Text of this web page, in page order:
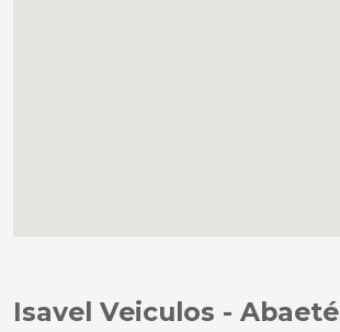
Isavel Veiculos - Abaeté